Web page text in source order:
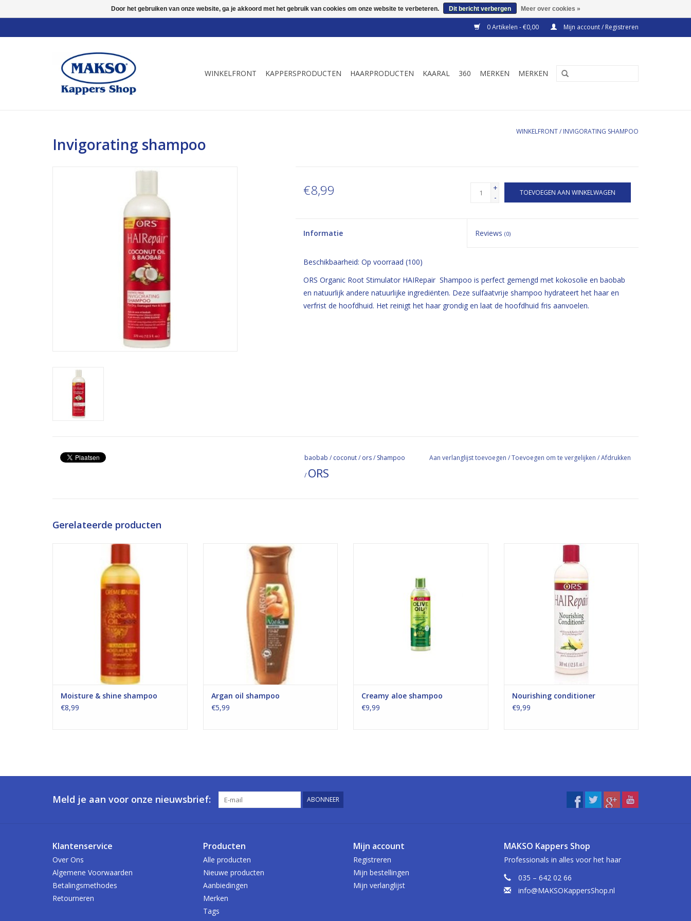
0 Artikelen - €0,00 Mijn account / Registreren
WINKELFRONT KAPPERSPRODUCTEN HAARPRODUCTEN KAARAL 360 MERKEN MERKEN
Invigorating shampoo
WINKELFRONT/ INVIGORATING SHAMPOO
€8,99
+
-
TOEVOEGEN AAN WINKELWAGEN
Informatie Reviews(0)
Beschikbaarheid: Op voorraad (100)
ORS Organic Root Stimulator HAIRepair Shampoo is perfect gemengd met kokosolie en baobab
en natuurlijk andere natuurlijke ingrediënten. Deze sulfaatvrije shampoo hydrateert het haar en
verfrist de hoofdhuid. Het reinigt het haar grondig en laat de hoofdhuid fris aanvoelen.
baobab / coconut/ ors/ Shampoo
/ ORS
Aan verlanglijst toevoegen /Toevoegen om te vergelijken /Afdrukken
Gerelateerde producten
vochtinbrengende glans shampoo
TOEVOEGEN AAN WINKELWAGEN
Moisture & shine shampoo
€8,99
Argan oil shampoo
TOEVOEGEN AAN WINKELWAGEN
Argan oil shampoo
€5,99
Creamy aloe shampoo
€9,99
Repair conditioner
TOEVOEGEN AAN WINKELWAGEN
Nourishing conditioner
€9,99
Meld je aan voor onze nieuwsbrief: ABONNEER
Klantenservice
Over Ons
Algemene Voorwaarden
Betalingsmethodes
Retourneren
Producten
Alle producten
Nieuwe producten
Aanbiedingen
Merken
Tags
Mijn account
Registreren
Mijn bestellingen
Mijn verlanglijst
MAKSO Kappers Shop
Professionals in alles voor het haar
035 – 642 02 66
info@MAKSOKappersShop.nl
Door het gebruiken van onze website, ga je akkoord met het gebruik van cookies om onze website te verbeteren. Dit bericht verbergen Meer over cookies »